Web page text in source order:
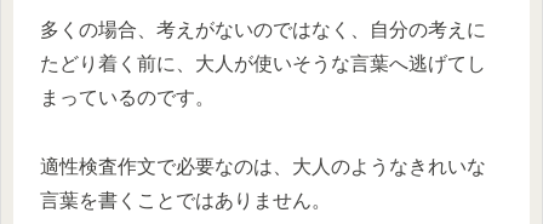
多くの場合、考えがないのではなく、自分の考えに
たどり着く前に、大人が使いそうな言葉へ逃げてし
まっているのです。
適性検査作文で必要なのは、大人のようなきれいな
言葉を書くことではありません。